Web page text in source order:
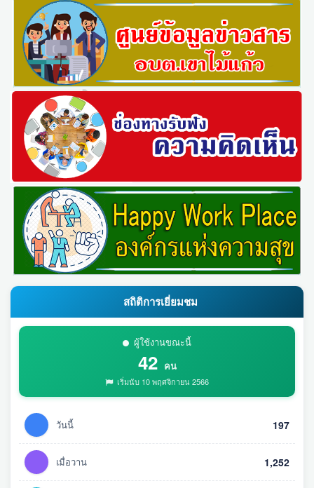
สถิติการเยี่ยมชม
ผู้ใช้งานขณะนี้
42 คน
เริ่มนับ 10 พฤศจิกายน 2566
วันนี้ 197
เมื่อวาน 1,252